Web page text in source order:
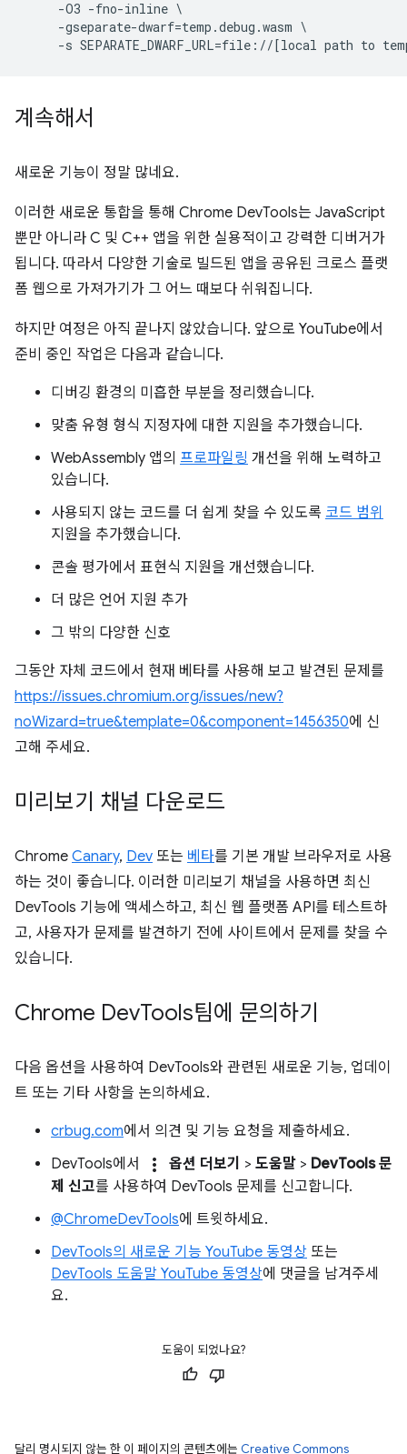
     -O3 -fno-inline \
     -gseparate-dwarf=temp.debug.wasm \
계속해서
새로운 기능이 정말 많네요.
이러한 새로운 통합을 통해 Chrome DevTools는 JavaScript
뿐만 아니라 C 및 C++ 앱을 위한 실용적이고 강력한 디버거가
됩니다. 따라서 다양한 기술로 빌드된 앱을 공유된 크로스 플랫
폼 웹으로 가져가기가 그 어느 때보다 쉬워집니다.
하지만 여정은 아직 끝나지 않았습니다. 앞으로 YouTube에서
준비 중인 작업은 다음과 같습니다.
디버깅 환경의 미흡한 부분을 정리했습니다.
맞춤 유형 형식 지정자에 대한 지원을 추가했습니다.
WebAssembly 앱의 프로파일링 개선을 위해 노력하고
있습니다.
사용되지 않는 코드를 더 쉽게 찾을 수 있도록 코드 범위
지원을 추가했습니다.
콘솔 평가에서 표현식 지원을 개선했습니다.
더 많은 언어 지원 추가
그 밖의 다양한 신호
그동안 자체 코드에서 현재 베타를 사용해 보고 발견된 문제를
https://issues.chromium.org/issues/new?
noWizard=true&template=0&component=1456350에 신
고해 주세요.
미리보기 채널 다운로드
Chrome Canary, Dev 또는 베타를 기본 개발 브라우저로 사용
하는 것이 좋습니다. 이러한 미리보기 채널을 사용하면 최신
DevTools 기능에 액세스하고, 최신 웹 플랫폼 API를 테스트하
고, 사용자가 문제를 발견하기 전에 사이트에서 문제를 찾을 수
있습니다.
Chrome DevTools팀에 문의하기
다음 옵션을 사용하여 DevTools와 관련된 새로운 기능, 업데이
트 또는 기타 사항을 논의하세요.
crbug.com에서 의견 및 기능 요청을 제출하세요.
DevTools에서
more_vert 옵션 더보기 > 도움말 > DevTools 문
제 신고를 사용하여 DevTools 문제를 신고합니다.
@ChromeDevTools에 트윗하세요.
DevTools의 새로운 기능 YouTube 동영상 또는
DevTools 도움말 YouTube 동영상에 댓글을 남겨주세
요.
도움이 되었나요?
달리 명시되지 않는 한 이 페이지의 콘텐츠에는 Creative Commons